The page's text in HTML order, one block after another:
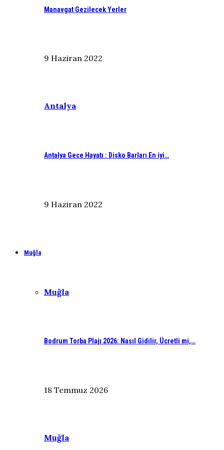
Manavgat Gezilecek Yerler
9 Haziran 2022
Antalya
Antalya Gece Hayatı : Disko Barları En iyi…
9 Haziran 2022
Muğla
Muğla
Bodrum Torba Plajı 2026: Nasıl Gidilir, Ücretli mi,…
18 Temmuz 2026
Muğla